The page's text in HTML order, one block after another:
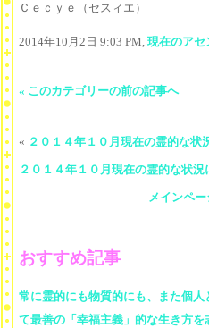
Ｃｅｃｙｅ（セスィエ）
2014年10月2日 9:03 PM, 現在のアセ
« このカテゴリーの前の記事へ
« ２０１４年１０月現在の霊的な
２０１４年１０月現在の霊的な状
メインペ
おすすめ記事
常に霊的にも物質的にも、また個
て最善の「幸福主義」的な生き方